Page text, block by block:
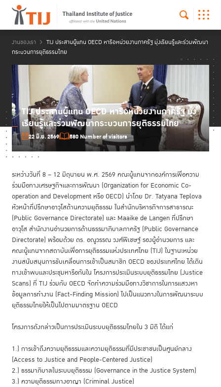
งานของเรา
TIJ ประสานผู้แทน OECD หารือหน่วยงานภาครัฐ มุ่งเรียนรู้และร่วมพัฒนา
กระบวนการยุติธรรมไทย
TIJ ประสานผู้แทน OECD หารือหน่วยงานภาครัฐ มุ่ง
เรียนรู้และร่วมพัฒนากระบวนการยุติธรรมไทย
22 มิ.ย. 2569 580 Number of visitors
ระหว่างวันที่ 8 – 12 มิถุนายน พ.ศ. 2569 คณะผู้แทนจากองค์การเพื่อความ
ร่วมมือทางเศรษฐกิจและการพัฒนา (Organization for Economic Co-
operation and Development หรือ OECD) นำโดย Dr. Tatyana Teplova
หัวหน้าที่ปรึกษาอาวุโสด้านความยุติธรรม ในสำนักบริหารกิจการสาธารณะ
(Public Governance Directorate) และ Maaike de Langen ที่ปรึกษา
อาวุโส สำนักงานอำนวยการด้านธรรมาภิบาลภาครัฐ (Public Governance
Directorate) พร้อมด้วย ดร. อณูวรรณ วงศ์พิเชษฐ์ รองผู้อำนวยการ และ
คณะผู้แทนจากสถาบันเพื่อการยุติธรรมแห่งประเทศไทย (TIJ) ในฐานะหน่วย
งานสนับสนุนการขับเคลื่อนการเข้าเป็นสมาชิก OECD ของประเทศไทย ได้เดิน
ทางเข้าพบและประชุมหารือกันใน โครงการประเมินระบบยุติธรรมไทย (Justice
Scans) ที่ TIJ ร่วมกับ OECD จัดทำความร่วมมือทางวิชาการในการแสวงหา
ข้อมูลการทำงาน (Fact-Finding Mission) ไปเป็นแนวทางในการพัฒนาระบบ
ยุติธรรมไทยให้เป็นไปตามมาตรฐาน OECD
โครงการดังกล่าวเป็นการประเมินระบบยุติธรรมไทยใน 3 มิติ ได้แก่
1.) การเข้าถึงความยุติธรรมและความยุติธรรมที่มีประชาชนเป็นศูนย์กลาง
(Access to Justice and People-Centered Justice)
2.) ธรรมาภิบาลในระบบยุติธรรม (Governance in the Justice System)
3.) ความยุติธรรมทางอาญา (Criminal Justice)